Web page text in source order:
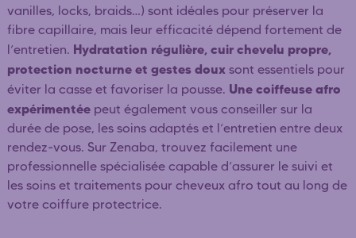
vanilles, locks, braids…) sont idéales pour préserver la
fibre capillaire, mais leur efficacité dépend fortement de
l’entretien. Hydratation régulière, cuir chevelu propre,
protection nocturne et gestes doux sont essentiels pour
éviter la casse et favoriser la pousse. Une coiffeuse afro
expérimentée peut également vous conseiller sur la
durée de pose, les soins adaptés et l’entretien entre deux
rendez-vous. Sur Zenaba, trouvez facilement une
professionnelle spécialisée capable d’assurer le suivi et
les soins et traitements pour cheveux afro tout au long de
votre coiffure protectrice.